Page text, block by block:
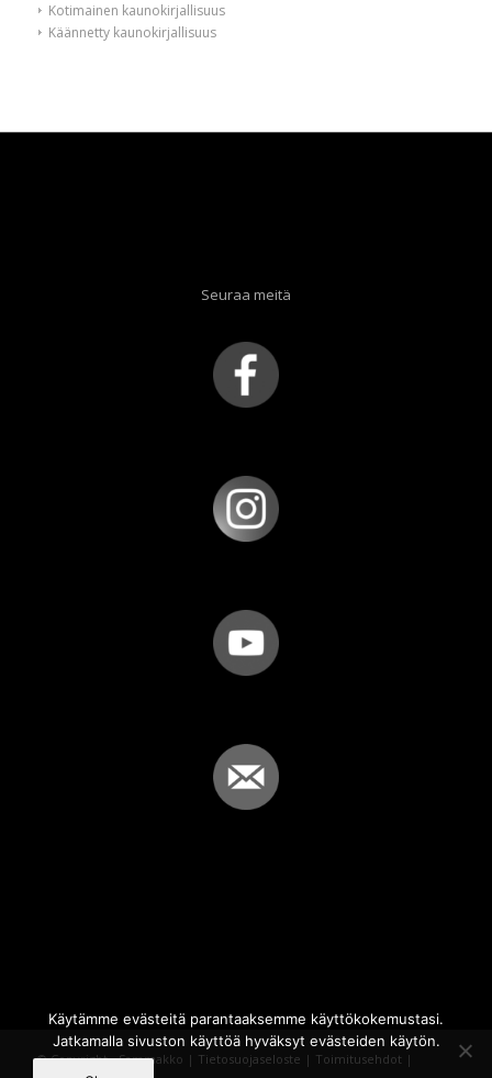
Kotimainen kaunokirjallisuus
Käännetty kaunokirjallisuus
Seuraa meitä
© Copyright - Sammakko | Tietosuojaseloste | Toimitusehdot |
Käytämme evästeitä parantaaksemme käyttökokemustasi.
Jatkamalla sivuston käyttöä hyväksyt evästeiden käytön.